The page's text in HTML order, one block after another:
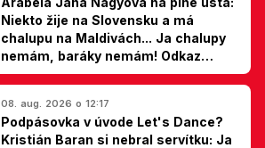
Niekto žije na Slovensku a má
chalupu na Maldivách... Ja chalupy
nemám, baráky nemám! Odkaz
Slovákom
08. aug. 2026 o 12:17
Podpásovka v úvode Let's Dance?
Kristián Baran si nebral servítku: Ja